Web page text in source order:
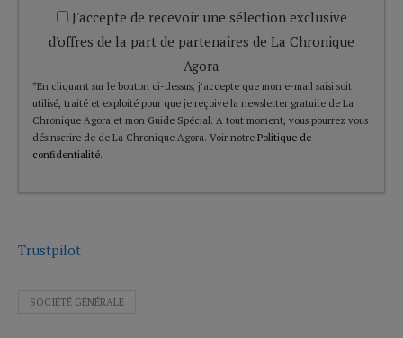
J'accepte de recevoir une sélection exclusive
d'offres de la part de partenaires de La Chronique
Agora
*En cliquant sur le bouton ci-dessus, j’accepte que mon e-mail saisi soit
utilisé, traité et exploité pour que je reçoive la newsletter gratuite de La
Chronique Agora et mon Guide Spécial. A tout moment, vous pourrez vous
désinscrire de de La Chronique Agora. Voir notre Politique de
confidentialité.
Trustpilot
SOCIÉTÉ GÉNÉRALE